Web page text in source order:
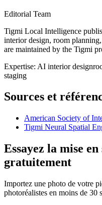
Editorial Team
Tigmi Local Intelligence
interior design, room
are maintained by the Tigmi
Expertise: AI interior design
staging
Sources et
American Society of
Tigmi Neural Spatial
Essayez la mise
gratuitement
Importez une photo de votre
photoréalistes en moins de 30